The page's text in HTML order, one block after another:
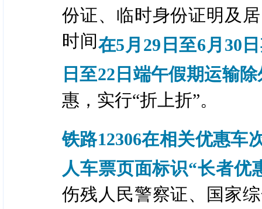
份证、临时身份证明及
时间在5月29日至6月30
日至22日端午假期运输
惠，实行“折上折”。
铁路12306在相关优惠车
人车票页面标识“长者优
伤残人民警察证、国家